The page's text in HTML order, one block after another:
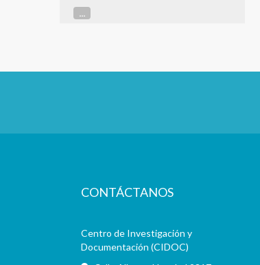
...
CONTÁCTANOS
Centro de Investigación y
Documentación (CIDOC)